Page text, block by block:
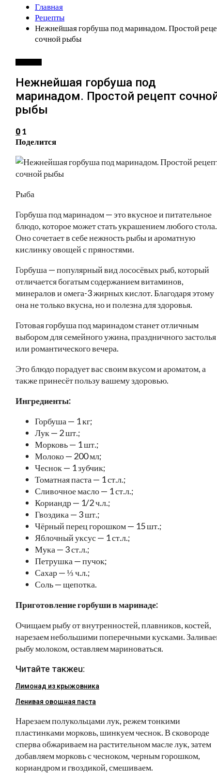
Главная
Рецепты
Нежнейшая горбуша под маринадом. Простой
сочной рыбы
Нежнейшая горбуша под
маринадом. Простой рецепт
рыбы
0 1
Поделится
Рыба
Горбуша под маринадом — это вкусное и питательное
блюдо, которое может стать украшением любого стола.
Оно сочетает в себе нежность рыбы и ароматную
кислинку овощей с пряностями.
Горбуша — популярный вид лососёвых рыб, который
отличается богатым содержанием витаминов,
минералов и омега-3 жирных кислот. Благодаря этому
она не только вкусна, но и полезна для здоровья.
Готовая горбуша под маринадом станет отличным
выбором для семейного ужина, праздничного застолья
или романтического вечера.
Это блюдо порадует вас своим вкусом и ароматом, а
также принесёт пользу вашему здоровью.
Ингредиенты:
Горбуша — 1 кг;
Лук — 2 шт.;
Морковь — 1 шт.;
Молоко — 200 мл;
Чеснок — 1 зубчик;
Томатная паста — 1 ст.л.;
Сливочное масло — 1 ст.л.;
Кориандр — 1/2 ч.л.;
Гвоздика — 3 шт.;
Чёрный перец горошком — 15 шт.;
Яблочный уксус — 1 ст.л.;
Мука — 3 ст.л.;
Петрушка — пучок;
Сахар — ⅓ ч.л.;
Соль — щепотка.
Приготовление горбуши в маринаде:
Очищаем рыбу от внутренностей, плавников, костей,
нарезаем небольшими поперечными кусками.
рыбу молоком, оставляем мариноваться.
Читайте такжеu:
Лимонад из крыжовника
Ленивая овощная паста
Нарезаем полукольцами лук, режем тонкими
пластинками морковь, шинкуем чеснок. В сковороде
сперва обжариваем на растительном масле лук, затем
добавляем морковь с чесноком, черным горошком,
кориандром и гвоздикой, смешиваем.